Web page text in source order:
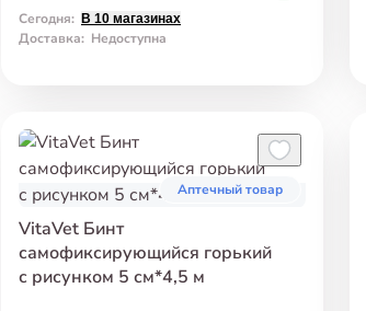
Сегодня: В 10 магазинах
Доставка: Недоступна
Аптечный товар
VitaVet Бинт
самофиксирующийся горький
с рисунком 5 см*4,5 м